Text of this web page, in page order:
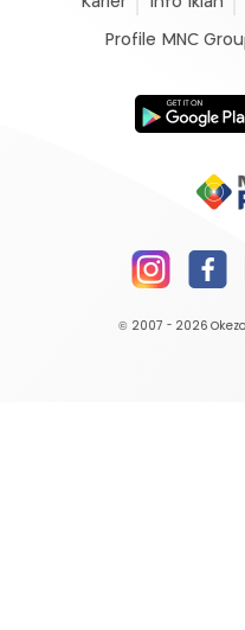
Profile MNC
© 2007 - 2026